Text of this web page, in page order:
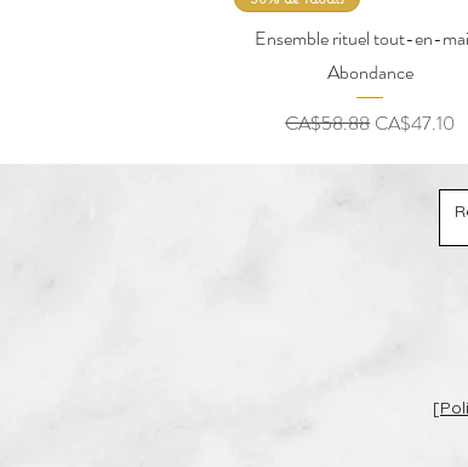
Ensemble rituel tout-en-
Abondance
Regular Price
CA$58.88 Sale Price
CA$47.10
[